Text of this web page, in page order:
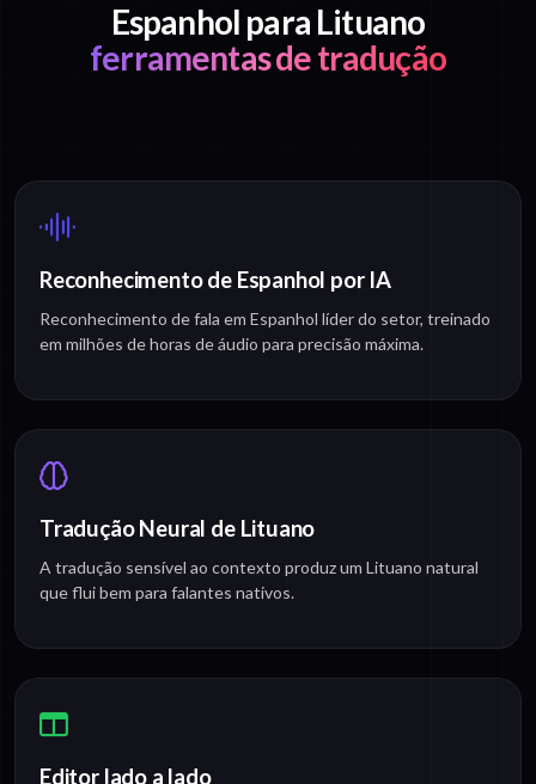
Espanhol para Lituano
ferramentas de tradução
Reconhecimento de Espanhol por IA
Reconhecimento de fala em Espanhol líder do setor, treinado
em milhões de horas de áudio para precisão máxima.
Tradução Neural de Lituano
A tradução sensível ao contexto produz um Lituano natural
que flui bem para falantes nativos.
Editor lado a lado